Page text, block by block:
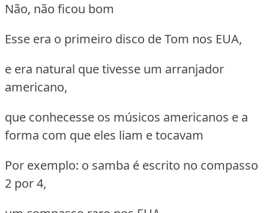
Não, não ficou bom
Esse era o primeiro disco de Tom nos EUA,
e era natural que tivesse um arranjador
americano,
que conhecesse os músicos americanos e a
forma com que eles liam e tocavam
Por exemplo: o samba é escrito no compasso
2 por 4,